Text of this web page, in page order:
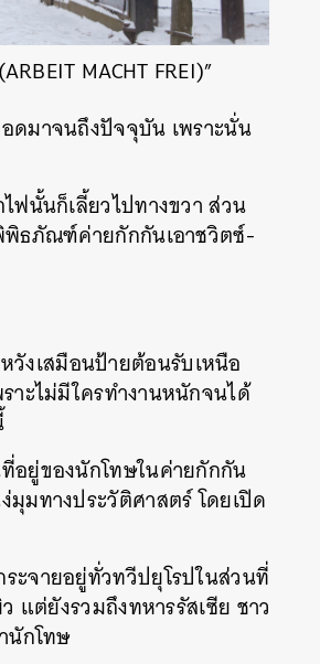
MACHT FREI)”
ดมาจนถึงปัจจุบัน เพราะนั่น
ฟนั้นก็เลี้ยวไปทางขวา ส่วน
ธภัณฑ์ค่ายกักกันเอาชวิตซ์-
วังเสมือนป้ายต้อนรับเหนือ
ะไม่มีใครทำงานหนักจนได้
อยู่ของนักโทษในค่ายกักกัน
มทางประวัติศาสตร์ โดยเปิด
ะจายอยู่ทั่วทวีปยุโรปในส่วนที่
แต่ยังรวมถึงทหารรัสเซีย ชาว
นักโทษ